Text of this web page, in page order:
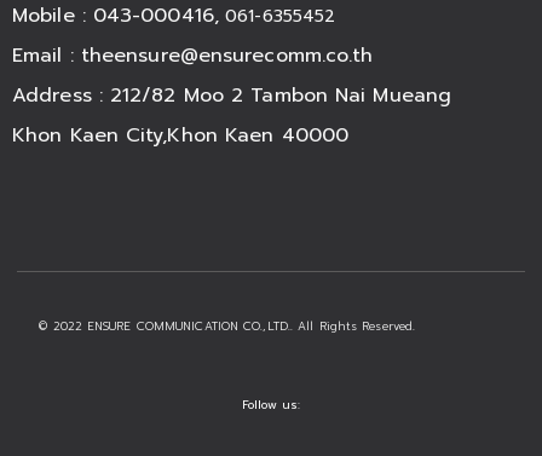
Mobile : 043-000416, 061-6355452
Email : theensure@ensurecomm.co.th
Address : 212/82 Moo 2 Tambon Nai Mueang
Khon Kaen City,Khon Kaen 40000
© 2022 ENSURE COMMUNICATION CO.,LTD.. All Rights Reserved.
Follow us: